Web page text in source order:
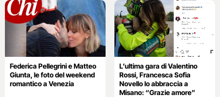
Federica Pellegrini e Matteo
Giunta, le foto del weekend
romantico a Venezia
L’ultima gara di Valentino
Rossi, Francesca Sofia
Novello lo abbraccia a
Misano: “Grazie amore”